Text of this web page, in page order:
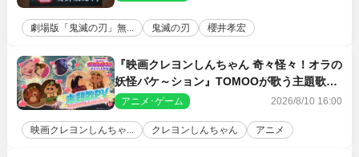
劇場版「鬼滅の刃」無... 鬼滅の刃 櫻井孝宏
『映画クレヨンしんちゃん 奇々怪々！オラの
妖怪バケ～ション』TOMOOが歌う主題歌
「大人になったら」PV解禁
アニメ･ゲーム 2026/8/10 16:00
映画クレヨンしんちゃ... クレヨンしんちゃん アニメ